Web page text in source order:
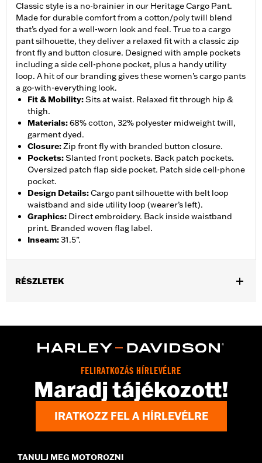
Classic style is a no-brainier in our Heritage Cargo Pant.
Made for durable comfort from a cotton/poly twill blend
that’s dyed for a well-worn look and feel. True to a cargo
pant silhouette, they deliver a relaxed fit with a classic zip
front fly and button closure. Designed with ample pockets
including a side cell-phone pocket, plus a handy utility
loop. A hit of our branding gives these women’s cargo pants
a go-with-everything look.
Fit & Mobility:Sits at waist. Relaxed fit through hip &
thigh.
Materials:68% cotton, 32% polyester midweight twill,
garment dyed.
Closure:Zip front fly with branded button closure.
Pockets:Slanted front pockets. Back patch pockets.
Oversized patch flap side pocket. Patch side cell-phone
pocket.
Design Details:Cargo pant silhouette with belt loop
waistband and side utility loop (wearer’s left).
Graphics: Direct embroidery. Back inside waistband
print. Branded woven flag label.
Inseam:31.5”.
RÉSZLETEK
WARRANTY:2 year limited warranty – Go towww.h-
Imported
FELIRATKOZÁS HÍRLEVÉLRE
Maradj tájékozott!
IRATKOZZ FEL A HÍRLEVÉLRE
TANULJ MEG MOTOROZNI